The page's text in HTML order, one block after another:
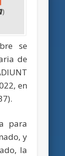
se
de
en
para
y
la